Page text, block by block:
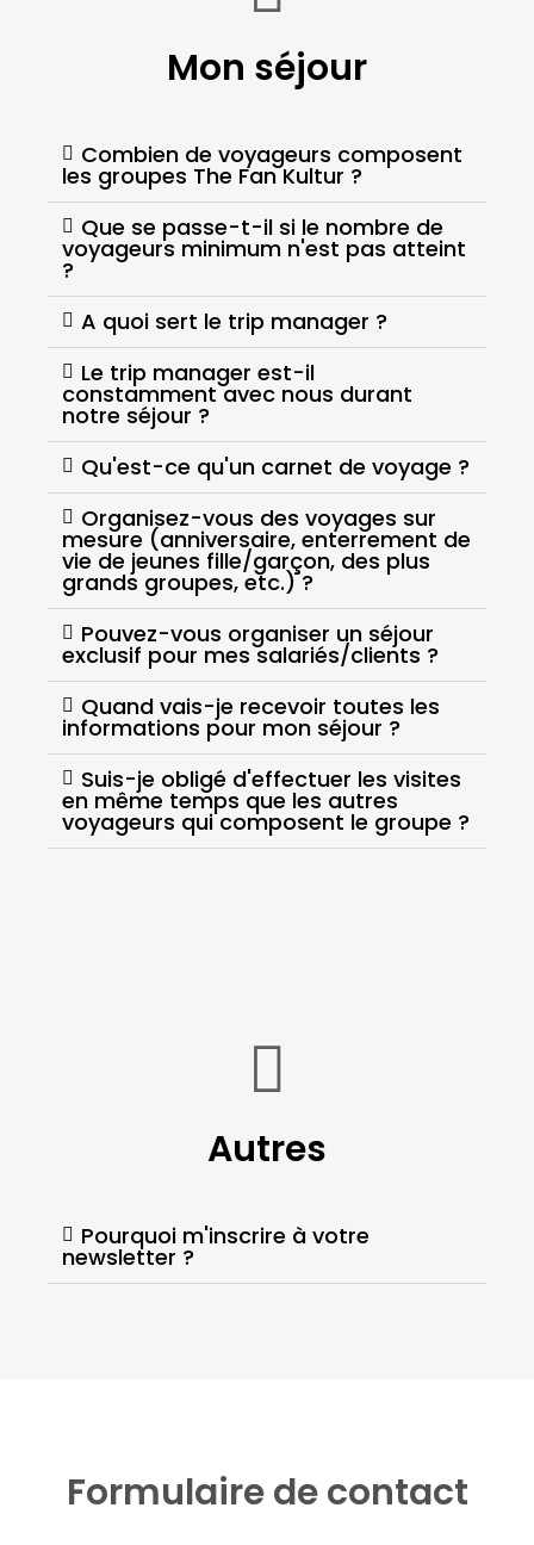
Mon séjour
Combien de voyageurs composent
les groupes The Fan Kultur ?
Que se passe-t-il si le nombre de
voyageurs minimum n'est pas atteint
?
A quoi sert le trip manager ?
Le trip manager est-il
constamment avec nous durant
notre séjour ?
Qu'est-ce qu'un carnet de voyage ?
Organisez-vous des voyages sur
mesure (anniversaire, enterrement de
vie de jeunes fille/garçon, des plus
grands groupes, etc.) ?
Pouvez-vous organiser un séjour
exclusif pour mes salariés/clients ?
Quand vais-je recevoir toutes les
informations pour mon séjour ?
Suis-je obligé d'effectuer les visites
en même temps que les autres
voyageurs qui composent le groupe ?
Autres
Pourquoi m'inscrire à votre
newsletter ?
Formulaire de contact